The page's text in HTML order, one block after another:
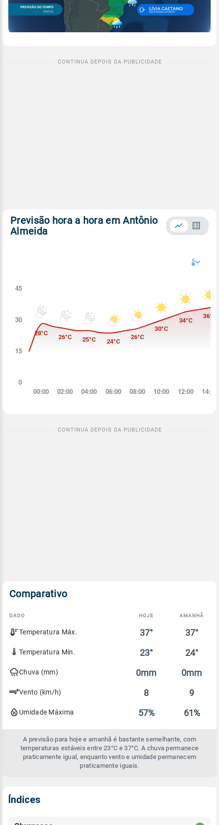
Previsão hora a hora em Antônio
Almeida
Comparativo
Comparativo
entre
previsão
hoje
DADO HOJE AMANHÃ
Temperatura Máx. 37° 37°
Temperatura Mín. 23° 24°
Chuva (mm) 0mm 0mm
Vento (km/h) 8 9
Umidade Máxima 57% 61%
A previsão para hoje e amanhã é bastante semelhante, com
temperaturas estáveis entre 23°C e 37°C. A chuva permanece
praticamente igual, enquanto vento e umidade permanecem
praticamente iguais.
Índices